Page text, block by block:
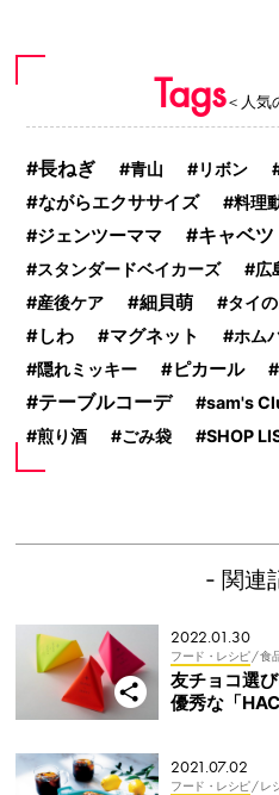
Tags＜人気
長ねぎ 青山 リボン
ながらエクササイズ
料理
ジェンツーママ キャベツ
スタンダードベイカーズ 広
産後ケア 細貝萌 タイ
しわ マグネット ホム
隠れミッキー
ピカール
テーブルコーデ sam's
煎り酒
ごみ袋 SHOP
- 関連
2022.01.30
フード・レシピ/ 食
友チョコ選
優秀な「
2021.07.02
フード・レシピ/ レ